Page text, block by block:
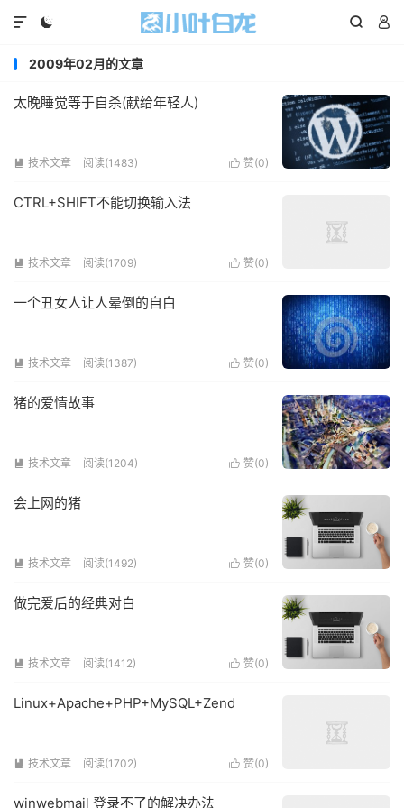
  

2009年02月的文章
太晚睡觉等于自杀(献给年轻人)
 赞(0)
 技术文章 阅读(1483)
CTRL+SHIFT不能切换输入法
 赞(0)
 技术文章 阅读(1709)
一个丑女人让人晕倒的自白
 赞(0)
 技术文章 阅读(1387)
猪的爱情故事
 赞(0)
 技术文章 阅读(1204)
会上网的猪
 赞(0)
 技术文章 阅读(1492)
做完爱后的经典对白
 赞(0)
 技术文章 阅读(1412)
Linux+Apache+PHP+MySQL+Zend
 赞(0)
 技术文章 阅读(1702)
winwebmail 登录不了的解决办法